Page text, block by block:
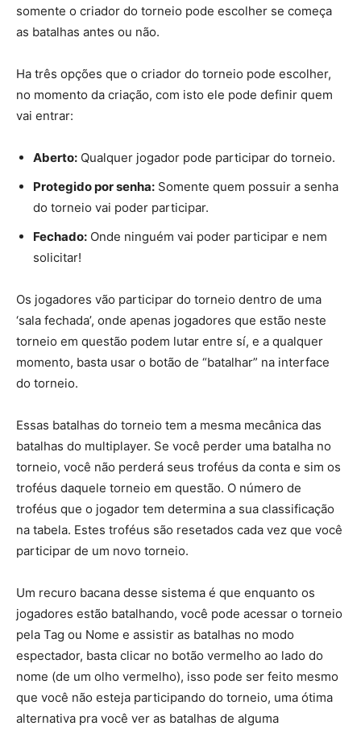
somente o criador do torneio pode escolher se começa
as batalhas antes ou não.
Ha três opções que o criador do torneio pode escolher,
no momento da criação, com isto ele pode definir quem
vai entrar:
Aberto: Qualquer jogador pode participar do torneio.
Protegido por senha: Somente quem possuir a senha
do torneio vai poder participar.
Fechado: Onde ninguém vai poder participar e nem
solicitar!
Os jogadores vão participar do torneio dentro de uma
‘sala fechada’, onde apenas jogadores que estão neste
torneio em questão podem lutar entre sí, e a qualquer
momento, basta usar o botão de “batalhar” na interface
do torneio.
Essas batalhas do torneio tem a mesma mecânica das
batalhas do multiplayer. Se você perder uma batalha no
torneio, você não perderá seus troféus da conta e sim os
troféus daquele torneio em questão. O número de
troféus que o jogador tem determina a sua classificação
na tabela. Estes troféus são resetados cada vez que você
participar de um novo torneio.
Um recuro bacana desse sistema é que enquanto os
jogadores estão batalhando, você pode acessar o torneio
pela Tag ou Nome e assistir as batalhas no modo
espectador, basta clicar no botão vermelho ao lado do
nome (de um olho vermelho), isso pode ser feito mesmo
que você não esteja participando do torneio, uma ótima
alternativa pra você ver as batalhas de alguma